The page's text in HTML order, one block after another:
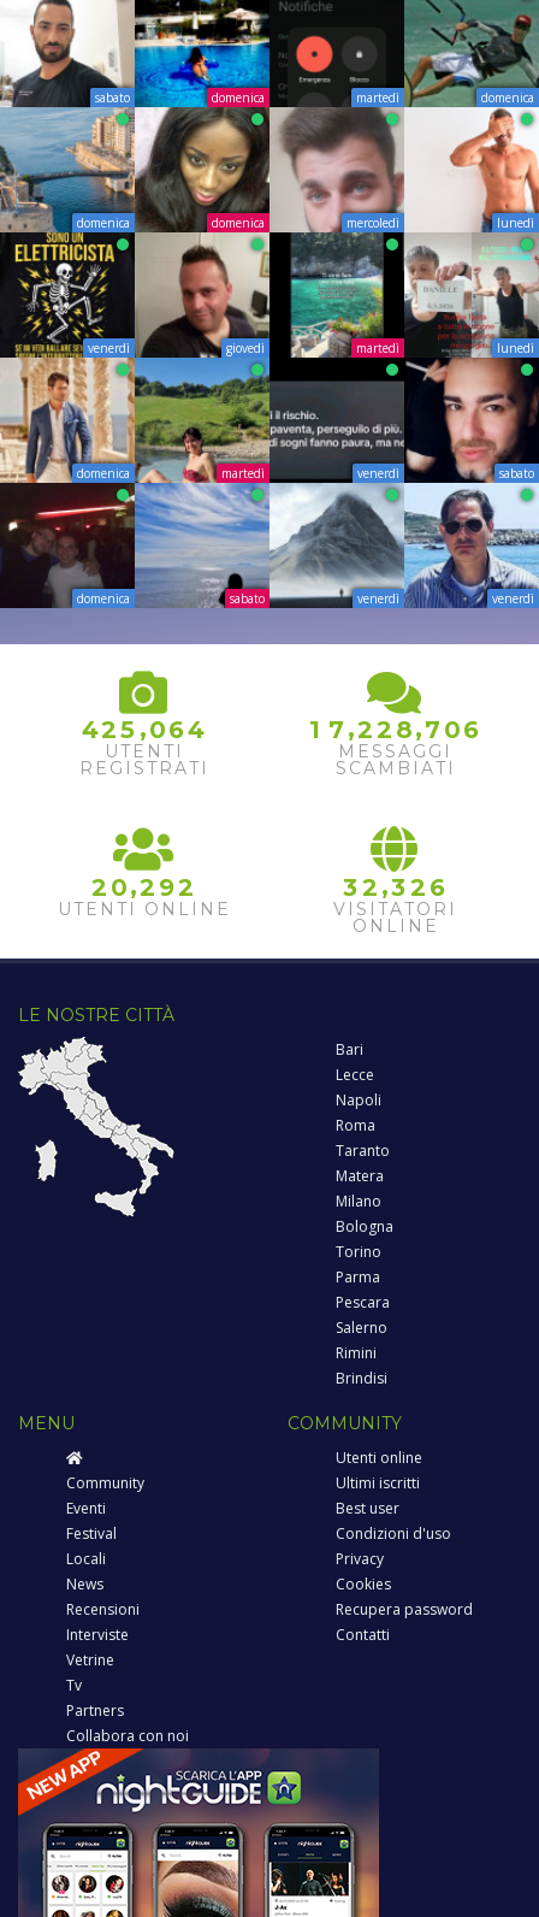
sabato domenica martedì domenica
domenica domenica mercoledì lunedì
venerdì giovedì martedì lunedì
domenica martedì venerdì sabato
domenica sabato venerdì venerdì
425 ,064
UTENTI
REGISTRATI
1 7 ,22 8,7 06
MESSAGGI
SCAMBIATI
2 0,2 92
UTENTI ONLINE
32 ,32 6
VISITATORI
ONLINE
LE NOSTRE CITTÀ
Bari
Lecce
Napoli
Roma
Taranto
Matera
Milano
Bologna
Torino
Parma
Pescara
Salerno
Rimini
Brindisi
MENU
Community
Eventi
Festival
Locali
News
Recensioni
Interviste
Vetrine
Tv
Partners
Collabora con noi
COMMUNITY
Utenti online
Ultimi iscritti
Best user
Condizioni d'uso
Privacy
Cookies
Recupera password
Contatti